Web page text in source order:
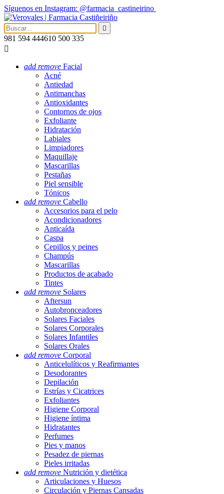
Síguenos en Instagram: @farmacia_castineirino

981 594 444610 500 335

add remove Facial
Acné
Antiedad
Antimanchas
Antioxidantes
Contornos de ojos
Exfoliante
Hidratación
Labiales
Limpiadores
Maquillaje
Mascarillas
Pestañas
Piel sensible
Tónicos
add remove Cabello
Accesorios para el pelo
Acondicionadores
Anticaída
Caspa
Cepillos y peines
Champús
Mascarillas
Productos de acabado
Tintes
add remove Solares
Aftersun
Autobronceadores
Solares Faciales
Solares Corporales
Solares Infantiles
Solares Orales
add remove Corporal
Anticelulíticos y Reafirmantes
Desodorantes
Depilación
Estrías y Cicatrices
Exfoliantes
Higiene Corporal
Higiene íntima
Hidratantes
Perfumes
Pies y manos
Pesadez de piernas
Pieles irritadas
add remove Nutrición y dietética
Articulaciones y Huesos
Circulación y Piernas Cansadas